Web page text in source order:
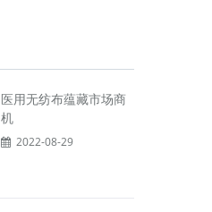
医用无纺布蕴藏市场商
机
2022-08-29